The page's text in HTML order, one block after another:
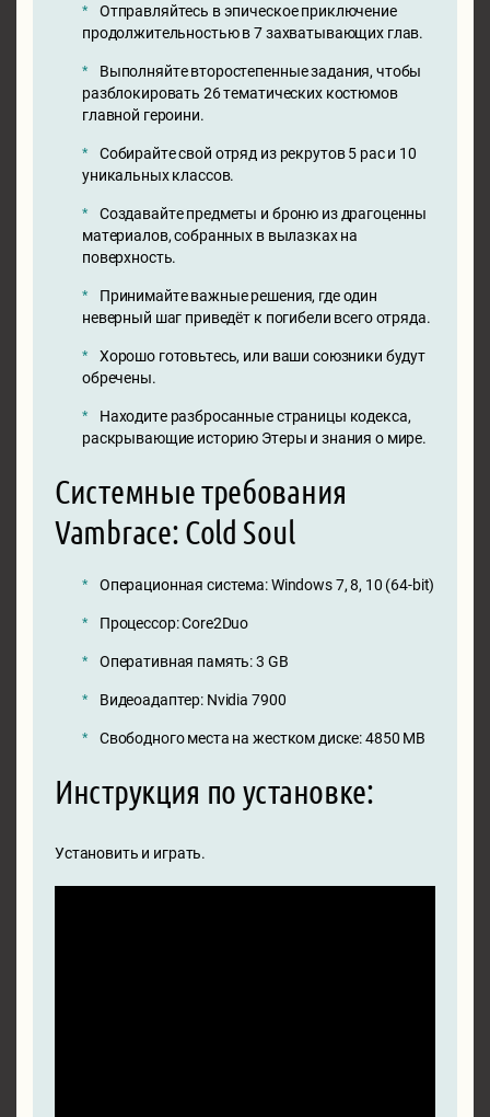
Отправляйтесь в эпическое приключение
продолжительностью в 7 захватывающих глав.
Выполняйте второстепенные задания, чтобы
разблокировать 26 тематических костюмов
главной героини.
Собирайте свой отряд из рекрутов 5 рас и 10
уникальных классов.
Создавайте предметы и броню из драгоценны
материалов, собранных в вылазках на
поверхность.
Принимайте важные решения, где один
неверный шаг приведёт к погибели всего отряда.
Хорошо готовьтесь, или ваши союзники будут
обречены.
Находите разбросанные страницы кодекса,
раскрывающие историю Этеры и знания о мире.
Системные требования
Vambrace: Cold Soul
Операционная система: Windows 7, 8, 10 (64-bit)
Процессор: Core2Duo
Оперативная память: 3 GB
Видеоадаптер: Nvidia 7900
Свободного места на жестком диске: 4850 MB
Инструкция по установке:
Установить и играть.